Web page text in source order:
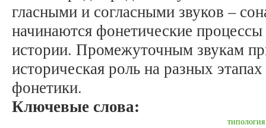
гласными и согласными звуков –
начинаются фонетические
истории. Промежуточным звукам
историческая роль на разных
фонетики.
Ключевые слова:
типология